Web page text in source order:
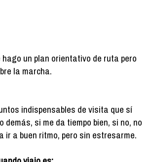
un plan orientativo de ruta pero
la marcha.
indispensables de visita que sí
demás, si me da tiempo bien, si no, no
ir a buen ritmo, pero sin estresarme.